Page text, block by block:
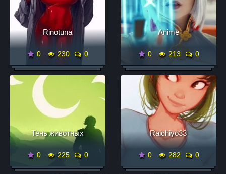
Rinotuna
0 230 0
Anime
0 213 0
Тень животных
0 225 0
Raichiyo33
0 282 0